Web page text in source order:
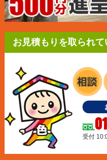
お見積もりを取られ
受付